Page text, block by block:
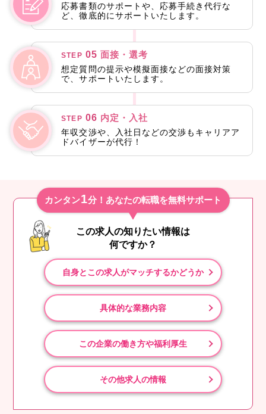
応募書類のサポートや、応募手続き代行な
ど、徹底的にサポートいたします。
STEP 05 面接・選考
想定質問の提示や模擬面接などの面接対策
で、サポートいたします。
STEP 06 内定・入社
年収交渉や、入社日などの交渉もキャリアア
ドバイザーが代行！
カンタン1分！あなたの転職を無料サポート
この求人の知りたい情報は
何ですか？
自身とこの求人がマッチするかどうか
具体的な業務内容
この企業の働き方や福利厚生
その他求人の情報